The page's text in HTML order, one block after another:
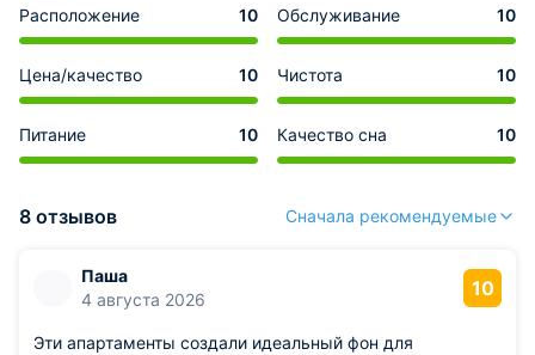
Расположение 10 Обслуживание 10
Цена/качество 10 Чистота 10
Питание 10 Качество сна 10
8 отзывов Сначала рекомендуемые
Паша
4 августа 2026
10
Эти апартаменты создали идеальный фон для